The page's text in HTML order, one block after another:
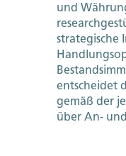
und
strategische
entscheidet
gemäß der
über An-